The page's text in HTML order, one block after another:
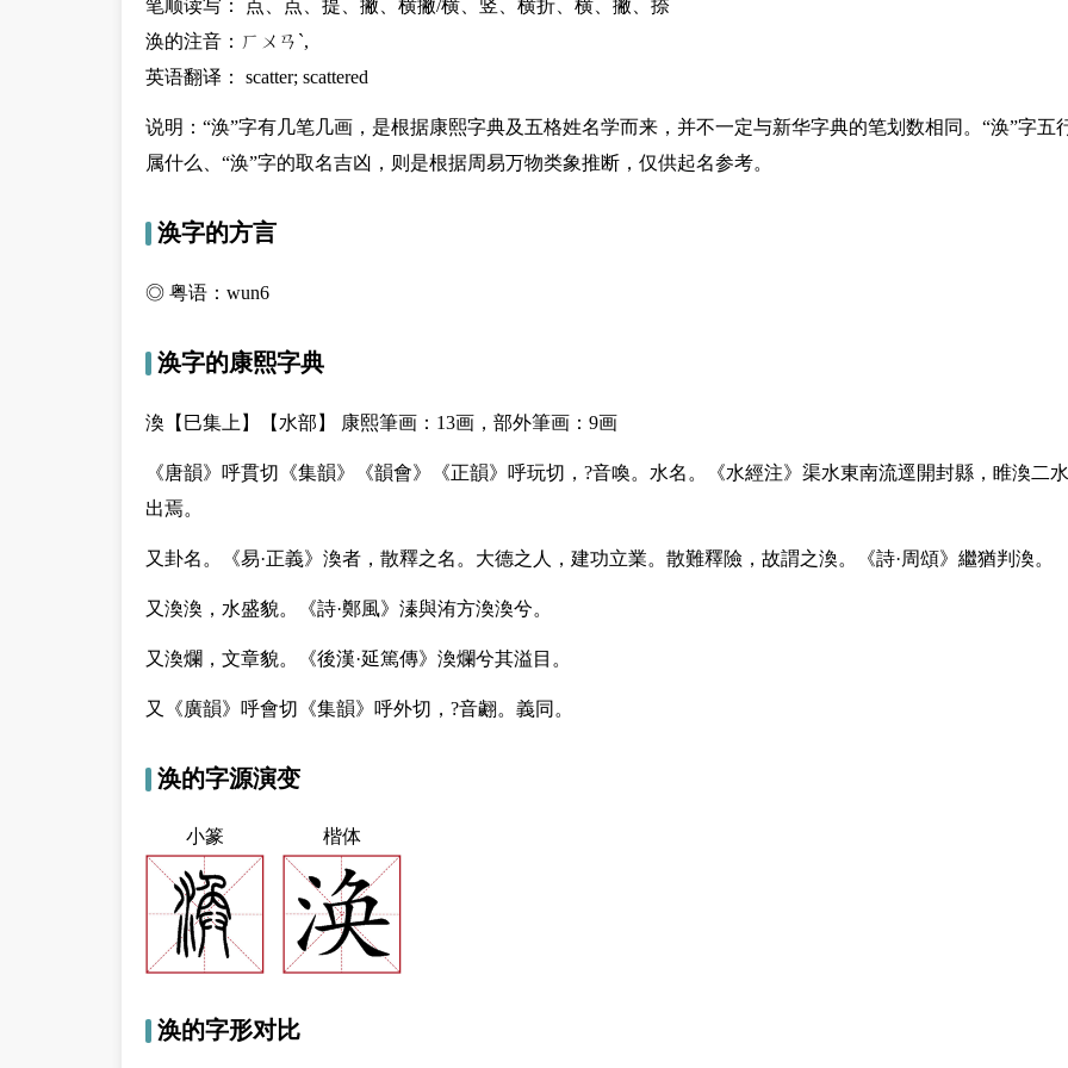
笔顺读写： 点、点、提、撇、横撇/横、竖、横折、横、撇、捺
涣的注音：ㄏㄨㄢˋ,
英语翻译： scatter; scattered
说明：“涣”字有几笔几画，是根据康熙字典及五格姓名学而来，并不一定与新华字典的笔划数相同。“涣”字五
属什么、“涣”字的取名吉凶，则是根据周易万物类象推断，仅供起名参考。
涣字的方言
◎ 粤语：wun6
涣字的康熙字典
渙【巳集上】【水部】 康熙筆画：13画，部外筆画：9画
《唐韻》呼貫切《集韻》《韻會》《正韻》呼玩切，?音喚。水名。《水經注》渠水東南流逕開封縣，睢渙二水
出焉。
又 卦名。《易·正義》渙者，散釋之名。大德之人，建功立業。散難釋險，故謂之渙。《詩·周頌》繼猶判渙。
又 渙渙，水盛貌。《詩·鄭風》溱與洧方渙渙兮。
又 渙爛，文章貌。《後漢·延篤傳》渙爛兮其溢目。
又 《廣韻》呼會切《集韻》呼外切，?音翽。義同。
涣的字源演变
小篆 楷体
涣的字形对比